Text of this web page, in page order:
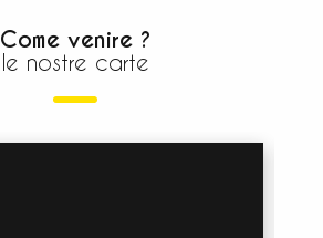
Come venire ?
le nostre carte